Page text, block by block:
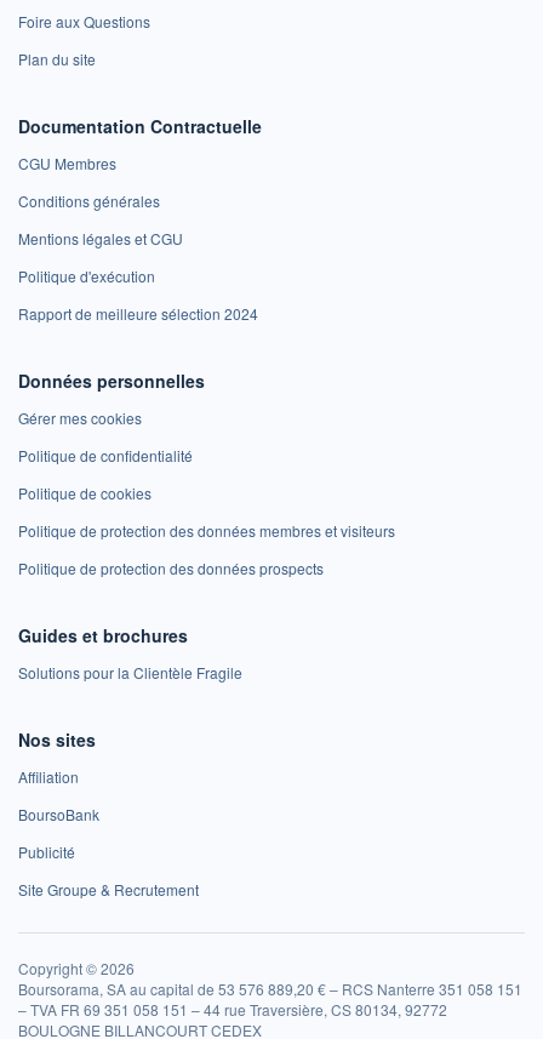
Foire aux Questions
Plan du site
Documentation Contractuelle
CGU Membres
Conditions générales
Mentions légales et CGU
Politique d'exécution
Rapport de meilleure sélection 2024
Données personnelles
Gérer mes cookies
Politique de confidentialité
Politique de cookies
Politique de protection des données membres et visiteurs
Politique de protection des données prospects
Guides et brochures
Solutions pour la Clientèle Fragile
Nos sites
Affiliation
BoursoBank
Publicité
Site Groupe & Recrutement
Copyright © 2026
Boursorama, SA au capital de 53 576 889,20 € – RCS Nanterre 351 058 151
– TVA FR 69 351 058 151 – 44 rue Traversière, CS 80134, 92772
BOULOGNE BILLANCOURT CEDEX